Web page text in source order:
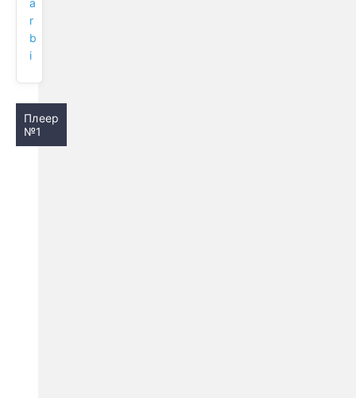
r
b
i
Плеер
№1